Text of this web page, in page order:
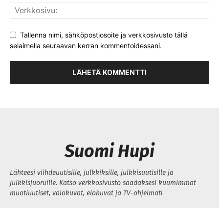
Tallenna nimi, sähköpostiosoite ja verkkosivusto tällä
selaimella seuraavan kerran kommentoidessani.
Suomi Hupi
Lähteesi viihdeuutisille, julkkiksille, julkkisuutisille ja
julkkisjuoruille. Katso verkkosivusto saadaksesi kuumimmat
muotiuutiset, valokuvat, elokuvat ja TV-ohjelmat!